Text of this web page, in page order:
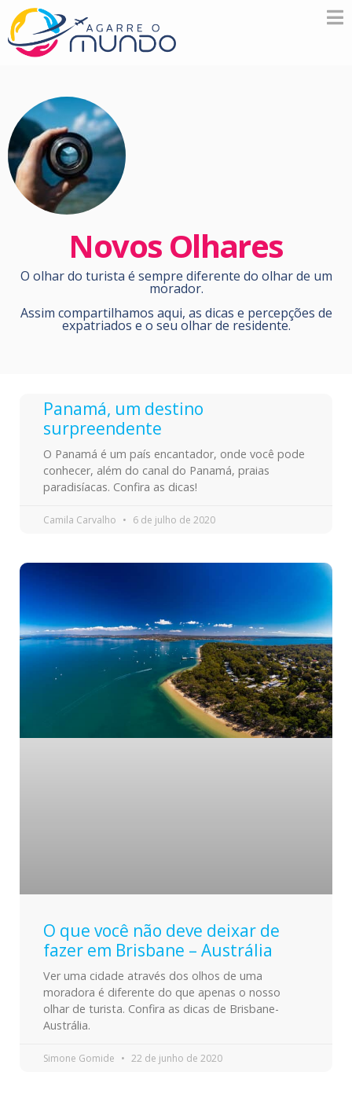
Novos Olhares
O olhar do turista é sempre diferente do olhar de um
morador.
Assim compartilhamos aqui, as dicas e percepções de
expatriados e o seu olhar de residente.
Panamá, um destino
surpreendente
O Panamá é um país encantador, onde você pode
conhecer, além do canal do Panamá, praias
paradisíacas. Confira as dicas!
Camila Carvalho 6 de julho de 2020
O que você não deve deixar de
fazer em Brisbane – Austrália
Ver uma cidade através dos olhos de uma
moradora é diferente do que apenas o nosso
olhar de turista. Confira as dicas de Brisbane-
Austrália.
Simone Gomide 22 de junho de 2020